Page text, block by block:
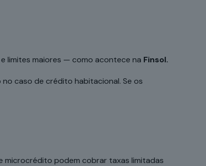
limites maiores — como acontece na Finsol.
no caso de crédito habitacional. Se os
microcrédito podem cobrar taxas limitadas